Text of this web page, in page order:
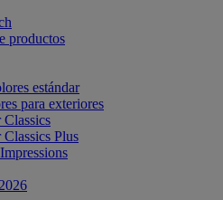
productos
estándar
para exteriores
Plus